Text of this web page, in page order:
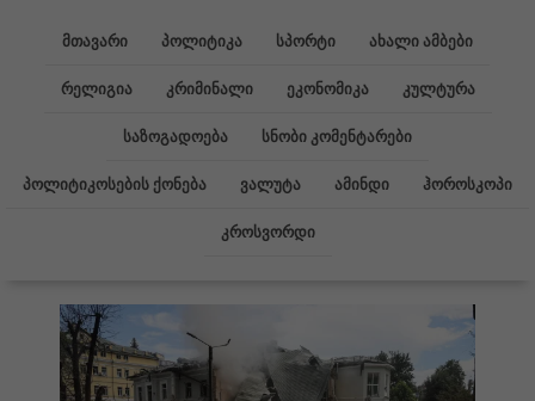
მთავარი პოლიტიკა სპორტი ახალი ამბები
რელიგია კრიმინალი ეკონომიკა კულტურა
საზოგადოება სნობი კომენტარები
პოლიტიკოსების ქონება ვალუტა ამინდი ჰოროსკოპი
კროსვორდი